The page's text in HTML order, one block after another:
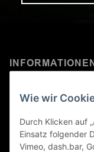
MEHR
KAWASAKI WELT
Blog
Wie wir
Durch Klicken auf
Einsatz folgender
Vimeo, dash.bar,